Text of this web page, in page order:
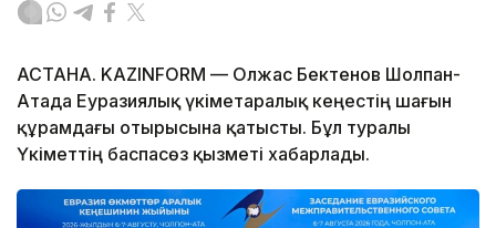
АСТАНА. KAZINFORM — Олжас Бектенов Шолпан-
Атада Еуразиялық үкіметаралық кеңестің шағын
құрамдағы отырысына қатысты. Бұл туралы
Үкіметтің баспасөз қызметі хабарлады.